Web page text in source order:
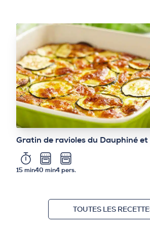
Gratin de ravioles du Dauphiné
15 min40 min4 pers.
TOUTES LES